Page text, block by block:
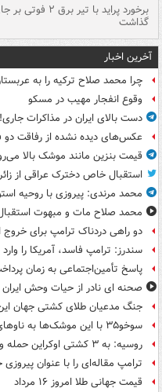
برخورد پراید با تیر برق ۲
گذاشت
آخرین اخبار
چرا محمد صلاح ترکیه را به
وقوع انفجار مهیب در مسکو
دست بالای ایران در مذاکرات جاری!
عکس‌های دیده نشده از رفاقت دو
قیمت بنزین مانند موشک بالا
استقبال خاص دخترک عراقی از
محمد مرندی: پیروزی با روحیه
محمد صلاح مات و مبهوت استقبال
دو راهی دردناک ترامپ برای خروج
سندرز: ترامپ فاسد، آمریکا را
پاسخ تأمین‌اجتماعی به زمان
صحنه ای نادر از حیات وحش ایران
جنگ مدعیان طلای کشتی جهان
سوخو۳۵ با این موشک‌ها به ناوهای‌جنگی حمله می‌کند
روسیه: به ۳ کشتی اوکراین حمله و ۲۰۳ پهپاد را سرنگون کردیم
ترامپ مقاله‌ای را با عنوان
قیمت جهانی طلا امروز ۱۶ مرداد